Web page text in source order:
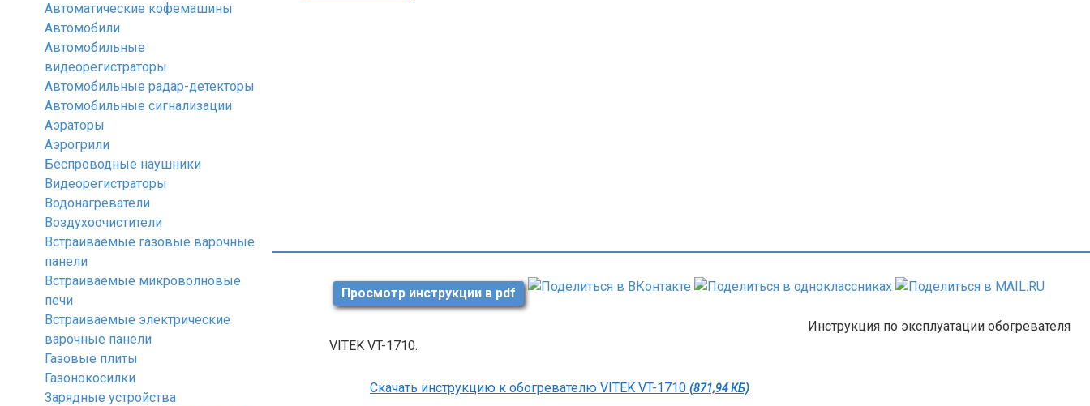
Просмотр инструкции в pdf
Инструкция по эксплуатации обогревателя
VITEK VT-1710.
Скачать инструкцию к обогревателю VITEK VT-1710 (871,94 КБ)
Автоматические кофемашины
Автомобили
Автомобильные
видеорегистраторы
Автомобильные радар-детекторы
Автомобильные сигнализации
Аэраторы
Аэрогрили
Беспроводные наушники
Видеорегистраторы
Водонагреватели
Воздухоочистители
Встраиваемые газовые варочные
панели
Встраиваемые микроволновые
печи
Встраиваемые электрические
варочные панели
Газовые плиты
Газонокосилки
Зарядные устройства